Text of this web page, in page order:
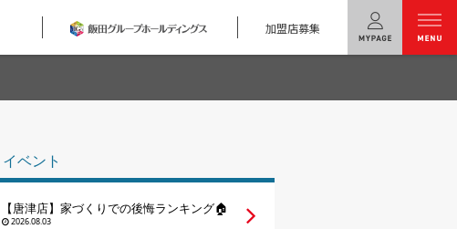
加盟店募集
テクノロジー
イベント
【唐津店】家づくりでの後悔ランキング🏠
2026.08.03